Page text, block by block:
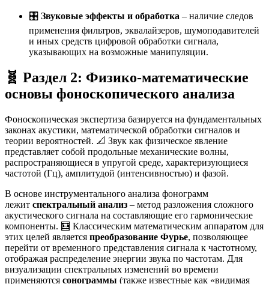
🎛️ Звуковые эффекты и обработка – наличие следов
применения фильтров, эквалайзеров, шумоподавителей
и иных средств цифровой обработки сигнала,
указывающих на возможные манипуляции.
🧬 Раздел 2: Физико-математические
основы фоноскопического анализа
Фоноскопическая экспертиза базируется на фундаментальных
законах акустики, математической обработки сигналов и
теории вероятностей. 📐 Звук как физическое явление
представляет собой продольные механические волны,
распространяющиеся в упругой среде, характеризующиеся
частотой (Гц), амплитудой (интенсивностью) и фазой.
В основе инструментального анализа фонограмм
лежит спектральный анализ – метод разложения сложного
акустического сигнала на составляющие его гармонические
компоненты. 🧮 Классическим математическим аппаратом для
этих целей является преобразование Фурье, позволяющее
перейти от временного представления сигнала к частотному,
отображая распределение энергии звука по частотам. Для
визуализации спектральных изменений во времени
применяются сонограммы (также известные как «видимая